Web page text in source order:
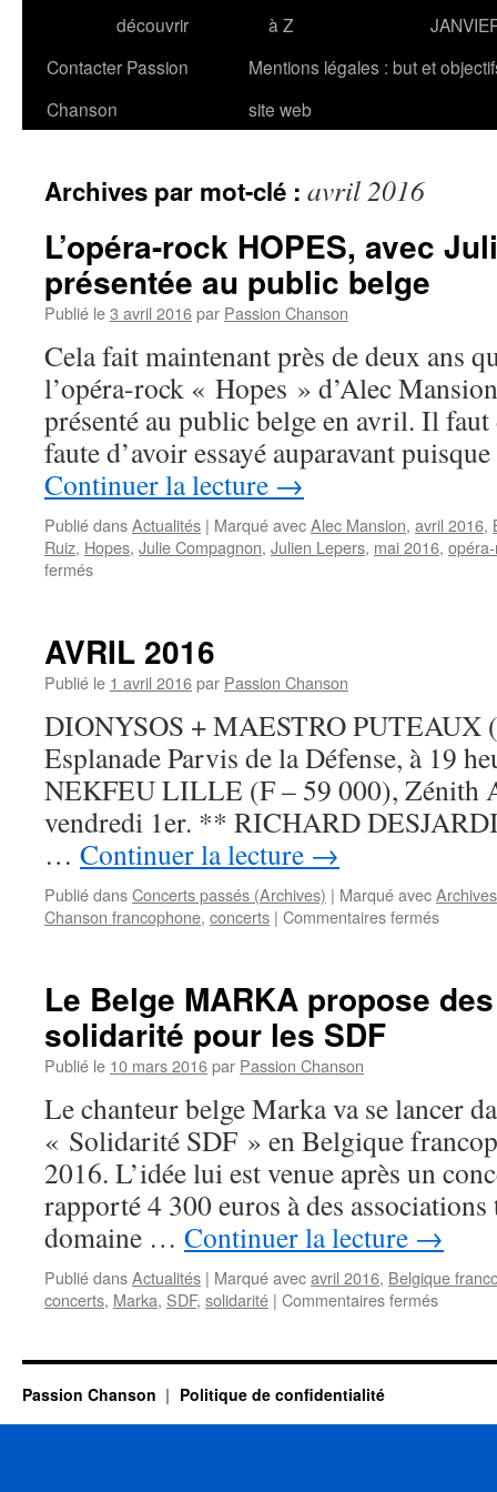
découvrir
à Z
Contacter Passion
Chanson
Mentions légales : but et
site web
Archives par mot-clé : avril 2016
L’opéra-rock HOPES, avec
présentée au public belge
Publié le3 avril 2016par Passion Chanson
Cela fait maintenant près de deux ans
l’opéra-rock « Hopes » d’Alec
présenté au public belge en avril. Il faut
faute d’avoir essayé auparavant
Continuer la lecture →
Publié dansActualités | Marqué avecAlec Mansion, avril 2016,
Ruiz, Hopes, Julie Compagnon, Julien Lepers, mai 2016,
ferméssur
avec
Julien
enfin
présentée
au
public
belge
AVRIL 2016
Publié le 1 avril 2016par Passion Chanson
DIONYSOS + MAESTRO PUTEAUX
Esplanade Parvis de la Défense, à 19
NEKFEU LILLE (F – 59 000), Zénith
vendredi 1er. ** RICHARD
… Continuer la lecture →
Publié dansConcerts passés (Archives) | Marqué avecArchives
Chanson francophone, concerts | Commentaires ferméssur
Le Belge MARKA propose
solidarité pour les SDF
Publié le 10 mars 2016par Passion Chanson
Le chanteur belge Marka va se lancer
« Solidarité SDF » en Belgique
2016. L’idée lui est venue après un
rapporté 4 300 euros à des
domaine … Continuer la lecture →
Publié dansActualités | Marqué avecavril 2016, Belgique
concerts, Marka, SDF, solidarité | Commentaires ferméssur
MARKA
concerts
Passion Chanson Politique de confidentialité